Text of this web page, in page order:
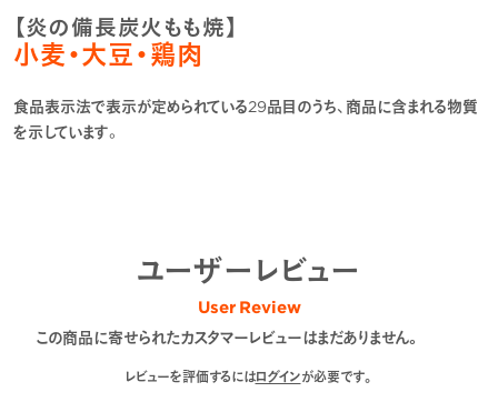
【炎の備長炭火もも焼】
小麦・大豆・鶏肉
食品表示法で表示が定められている29品目のうち、商品に含まれる物質
を示しています。
ユーザーレビュー
User Review
この商品に寄せられたカスタマーレビューはまだありません。
レビューを評価するにはログインが必要です。